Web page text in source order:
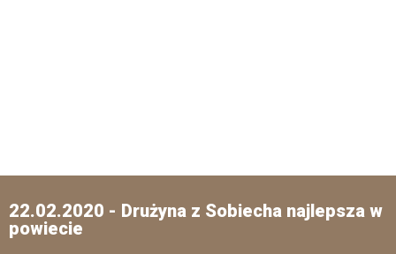
22.02.2020 - Drużyna z Sobiecha najlepsza w
powiecie